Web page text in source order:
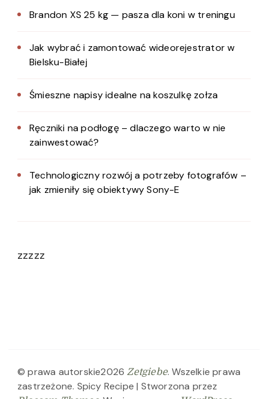
Brandon XS 25 kg — pasza dla koni w treningu
Jak wybrać i zamontować wideorejestrator w
Bielsku-Białej
Śmieszne napisy idealne na koszulkę zołza
Ręczniki na podłogę – dlaczego warto w nie
zainwestować?
Technologiczny rozwój a potrzeby fotografów –
jak zmieniły się obiektywy Sony-E
zzzzz
© prawa autorskie2026Zetgiebe. Wszelkie prawa
zastrzeżone. Spicy Recipe | Stworzona przez